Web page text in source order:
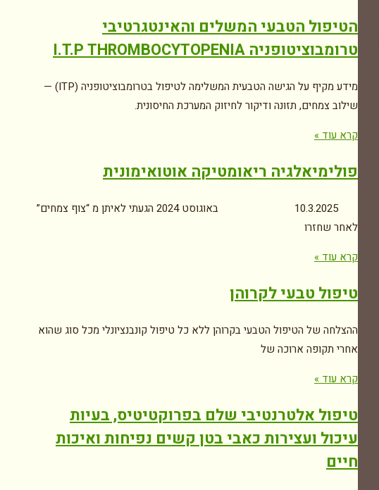
הטיפול הטבעי המשלים והאינטגרטיבי
טרומבוציטופניה I.T.P THROMBOCYTOPENIA
מידע מקיף על הגישה הטבעית המשלימה לטיפול בטרומבוציטופניה (ITP) —
שילוב צמחים, תזונה ודיקור לחיזוק המערכת החיסונית.
קרא עוד »
פולימיאלגיה ריאומטיקה אוטואימונית
10.3.2025 באוגוסט 2024 הגעתי לאיתן מ “צוף צמחים”
לאחר שחזרו
קרא עוד »
טיפול טבעי לקרוהן
ההצלחה של הטיפול הטבעי בקרוהן ללא כל טיפול קונבנציונלי מכל סוג שהוא
אחרי תקופה ארוכה של
קרא עוד »
טיפול אלטרנטיבי שלם בפרוקטיטיס, בעיות
עיכול ועצירות כאבי בטן קשים נפיחות ואיכות
חיים